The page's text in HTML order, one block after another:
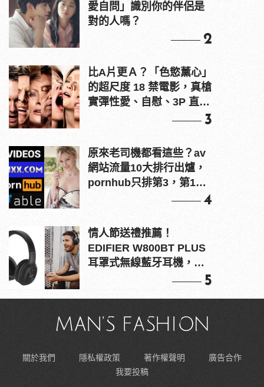
愛自問」識別你的伴侶是
對的人嗎？
2
比A片更Ａ？「色慾薰心」
的超尺度 18 禁電影，真槍
實彈性愛、自慰、3P 直接
3
原來老司機都看這些？av
網站流量10大排行出爐，
pornhub只排第3，第1名
4
情人節送禮推薦！
EDIFIER W800BT PLUS
耳罩式無線藍牙耳機，在
5
關於我們 隱私權政策 著作權聲明
廣告合作
我要投稿